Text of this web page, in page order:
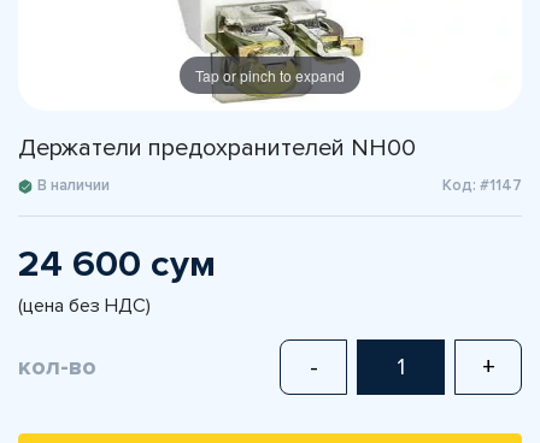
Tap or pinch to expand
Держатели предохранителей NH00
В наличии Код: #1147
24 600 сум
(цена без НДС)
кол-во - +